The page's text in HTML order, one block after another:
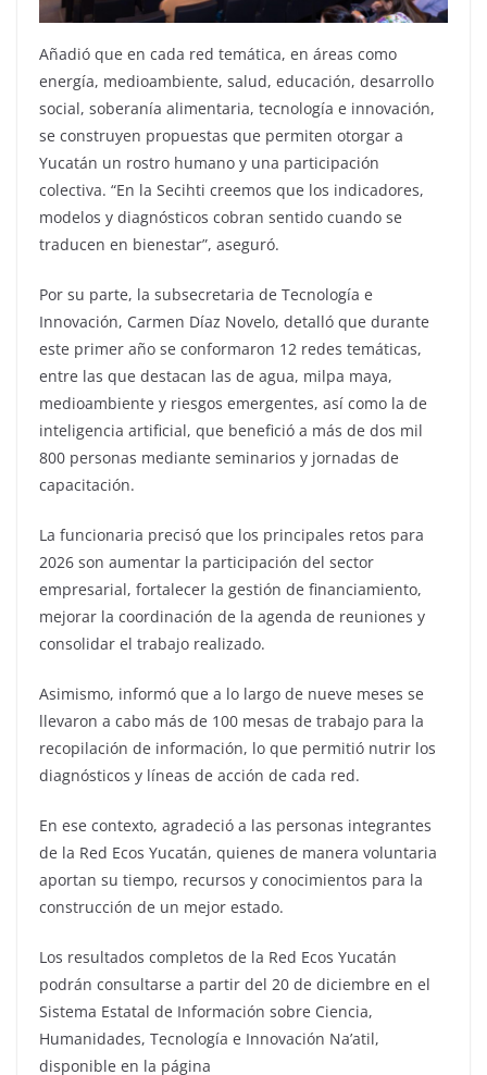
Añadió que en cada red temática, en áreas como
energía, medioambiente, salud, educación, desarrollo
social, soberanía alimentaria, tecnología e innovación,
se construyen propuestas que permiten otorgar a
Yucatán un rostro humano y una participación
colectiva. “En la Secihti creemos que los indicadores,
modelos y diagnósticos cobran sentido cuando se
traducen en bienestar”, aseguró.
Por su parte, la subsecretaria de Tecnología e
Innovación, Carmen Díaz Novelo, detalló que durante
este primer año se conformaron 12 redes temáticas,
entre las que destacan las de agua, milpa maya,
medioambiente y riesgos emergentes, así como la de
inteligencia artificial, que benefició a más de dos mil
800 personas mediante seminarios y jornadas de
capacitación.
La funcionaria precisó que los principales retos para
2026 son aumentar la participación del sector
empresarial, fortalecer la gestión de financiamiento,
mejorar la coordinación de la agenda de reuniones y
consolidar el trabajo realizado.
Asimismo, informó que a lo largo de nueve meses se
llevaron a cabo más de 100 mesas de trabajo para la
recopilación de información, lo que permitió nutrir los
diagnósticos y líneas de acción de cada red.
En ese contexto, agradeció a las personas integrantes
de la Red Ecos Yucatán, quienes de manera voluntaria
aportan su tiempo, recursos y conocimientos para la
construcción de un mejor estado.
Los resultados completos de la Red Ecos Yucatán
podrán consultarse a partir del 20 de diciembre en el
Sistema Estatal de Información sobre Ciencia,
Humanidades, Tecnología e Innovación Na’atil,
disponible en la página